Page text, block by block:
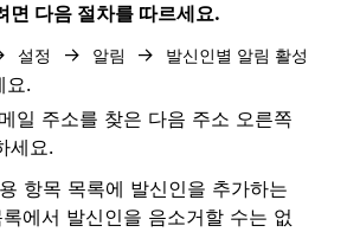
면 다음 절차를 따르세요.
설정 → 알림 →
발신인별 알림 활성
요.
일 주소를 찾은 다음 주소 오른쪽
세요.
항목 목록에 발신인을 추가하는
에서 발신인을 음소거할 수는 없